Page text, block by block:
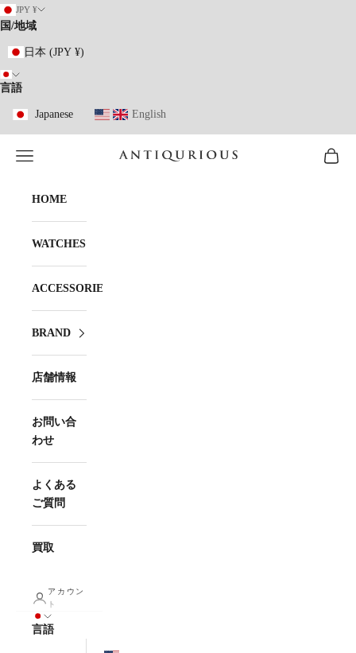
コンテンツへスキップ
JPY ¥
国/地域
日本 (JPY ¥)
言語
Japanese English
ANTIQURIOUS
メニューを開く カー
HOME
WATCHES
ACCESSORIES
BRAND
店舗情報
お問い合
わせ
よくある
ご質問
買取
アカウン
ト
言語